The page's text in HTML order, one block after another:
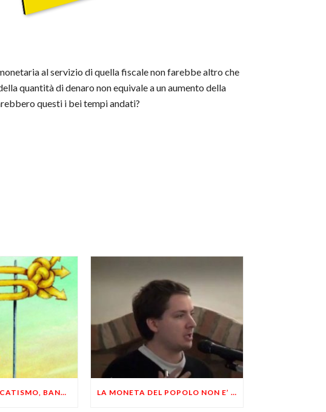
al servizio di quella fiscale non farebbe altro che
quantità di denaro non equivale a un aumento della
questi i bei tempi andati?
RILETTURE: MERCATISMO, BANCHE E MONETA, UN LIBERTARIO RISPONDE A UN LIBERALE LA MONETA DEL POPOLO NON E’ CERTO LA MONETA DELLO STATO